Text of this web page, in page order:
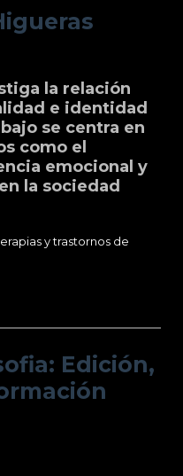
la relación
e identidad
se centra en
como el
emocional y
la sociedad
y trastornos de
Edición,